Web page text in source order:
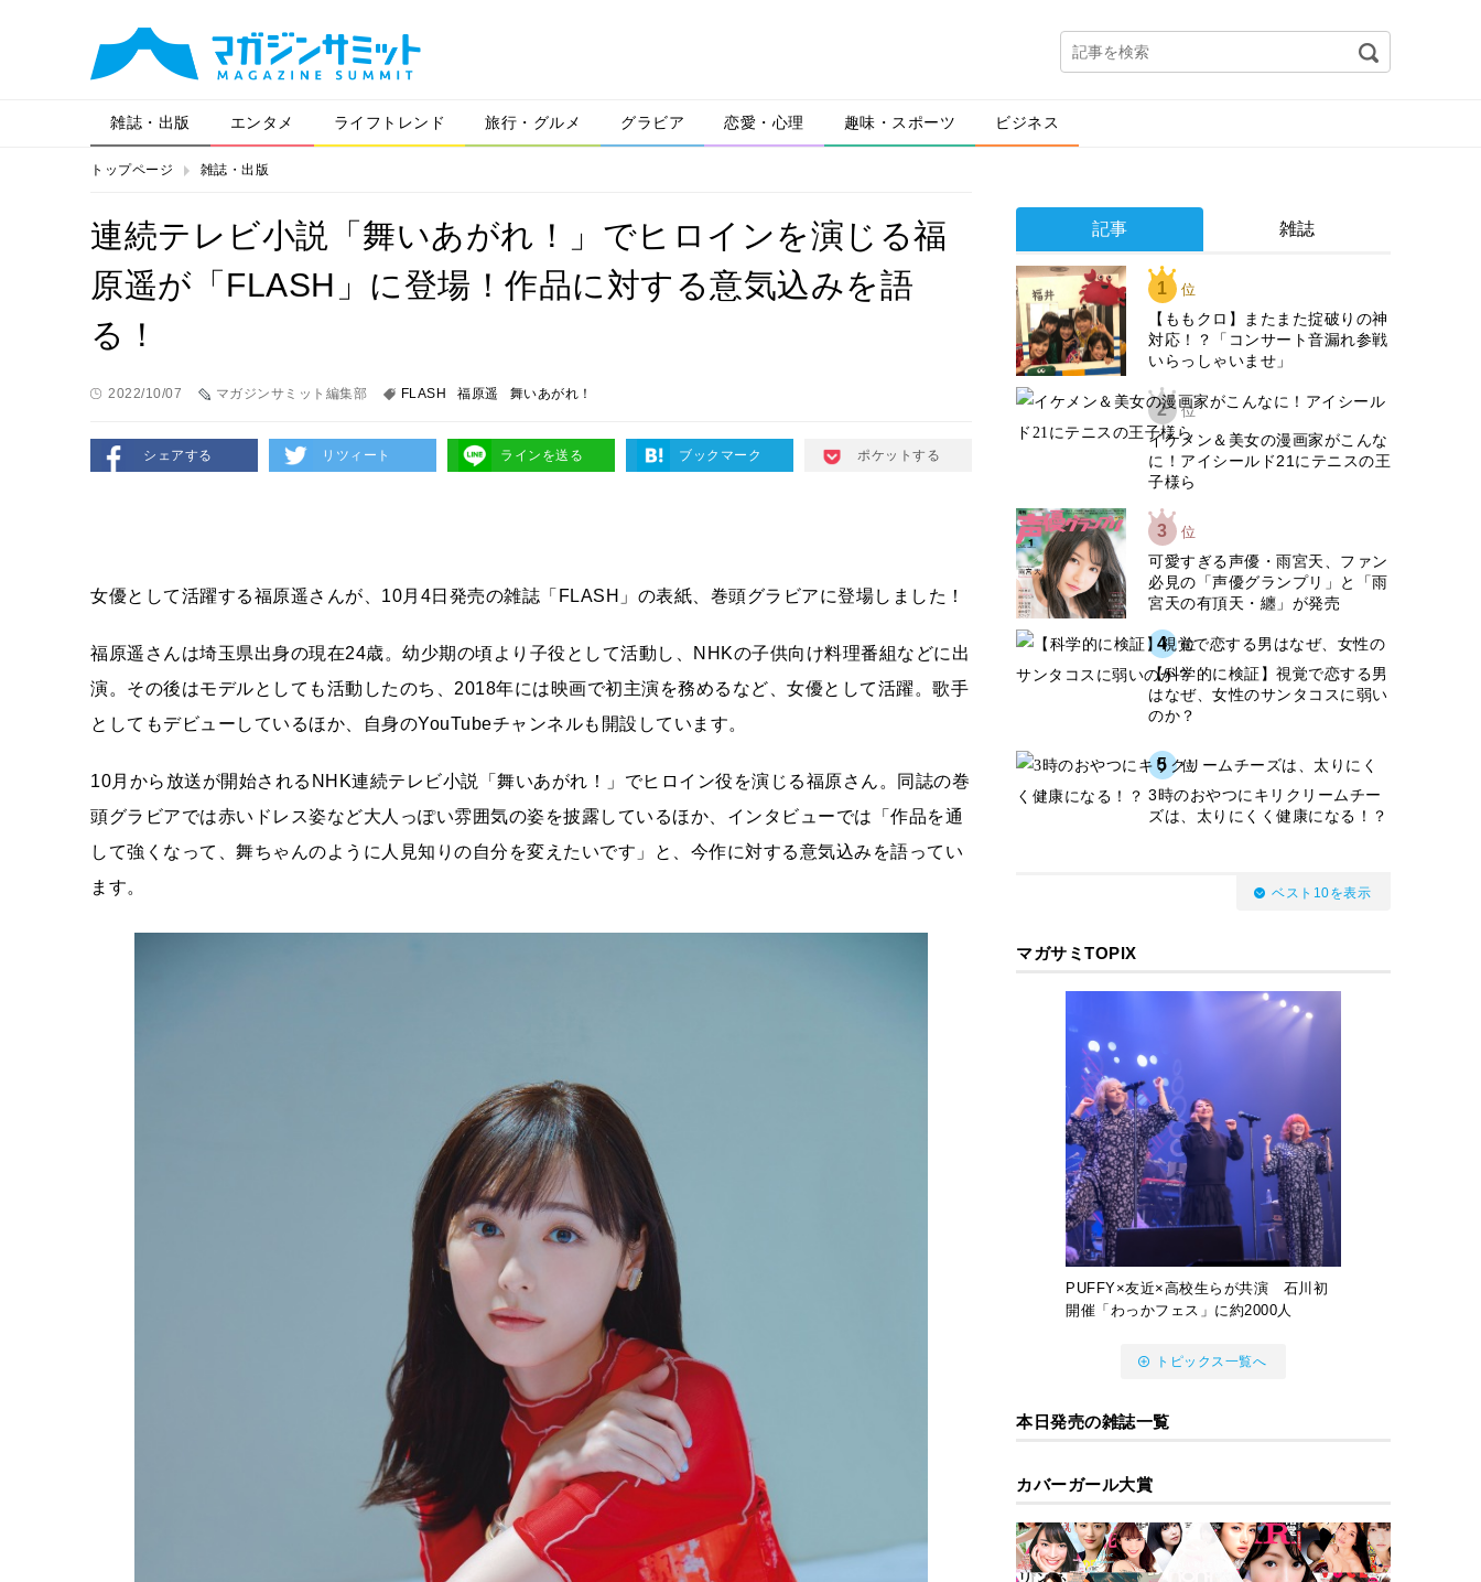
雑誌・出版 エンタメ ライフトレンド 旅行・グルメ グラビア 恋愛・心理 趣味・スポーツ ビジネス
トップページ 雑誌・出版
連続テレビ小説「舞いあがれ！」でヒロインを演じる福
原遥が「FLASH」に登場！作品に対する意気込みを語
る！
2022/10/07 マガジンサミット編集部 FLASH 福原遥 舞いあがれ！
シェアする リツィート ラインを送る ブックマーク ポケットする
女優として活躍する福原遥さんが、10月4日発売の雑誌「FLASH」の表紙、巻頭グラビアに登場しました！
福原遥さんは埼玉県出身の現在24歳。幼少期の頃より子役として活動し、NHKの子供向け料理番組などに出
演。その後はモデルとしても活動したのち、2018年には映画で初主演を務めるなど、女優として活躍。歌手
としてもデビューしているほか、自身のYouTubeチャンネルも開設しています。
10月から放送が開始されるNHK連続テレビ小説「舞いあがれ！」でヒロイン役を演じる福原さん。同誌の巻
頭グラビアでは赤いドレス姿など大人っぽい雰囲気の姿を披露しているほか、インタビューでは「作品を通
して強くなって、舞ちゃんのように人見知りの自分を変えたいです」と、今作に対する意気込みを語ってい
ます。
記事 雑誌
1 位
【ももクロ】またまた掟破りの神
対応！？「コンサート音漏れ参戦
いらっしゃいませ」
2 位
イケメン＆美女の漫画家がこんな
に！アイシールド21にテニスの王
子様ら
3 位
可愛すぎる声優・雨宮天、ファン
必見の「声優グランプリ」と「雨
宮天の有頂天・纏」が発売
4 位
【科学的に検証】視覚で恋する男
はなぜ、女性のサンタコスに弱い
のか？
5 位
3時のおやつにキリクリームチー
ズは、太りにくく健康になる！？
ベスト10を表示
マガサミTOPIX
PUFFY×友近×高校生らが共演 石川初
開催「わっかフェス」に約2000人
トピックス一覧へ
本日発売の雑誌一覧
カバーガール大賞